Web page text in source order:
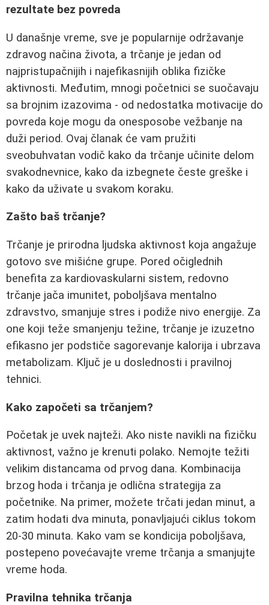
rezultate bez povreda
U današnje vreme, sve je popularnije održavanje
zdravog načina života, a trčanje je jedan od
najpristupačnijih i najefikasnijih oblika fizičke
aktivnosti. Međutim, mnogi početnici se suočavaju
sa brojnim izazovima - od nedostatka motivacije do
povreda koje mogu da onesposobe vežbanje na
duži period. Ovaj članak će vam pružiti
sveobuhvatan vodič kako da trčanje učinite delom
svakodnevnice, kako da izbegnete česte greške i
kako da uživate u svakom koraku.
Zašto baš trčanje?
Trčanje je prirodna ljudska aktivnost koja angažuje
gotovo sve mišićne grupe. Pored očiglednih
benefita za kardiovaskularni sistem, redovno
trčanje jača imunitet, poboljšava mentalno
zdravstvo, smanjuje stres i podiže nivo energije. Za
one koji teže smanjenju težine, trčanje je izuzetno
efikasno jer podstiče sagorevanje kalorija i ubrzava
metabolizam. Ključ je u doslednosti i pravilnoj
tehnici.
Kako započeti sa trčanjem?
Početak je uvek najteži. Ako niste navikli na fizičku
aktivnost, važno je krenuti polako. Nemojte težiti
velikim distancama od prvog dana. Kombinacija
brzog hoda i trčanja je odlična strategija za
početnike. Na primer, možete trčati jedan minut, a
zatim hodati dva minuta, ponavljajući ciklus tokom
20-30 minuta. Kako vam se kondicija poboljšava,
postepeno povećavajte vreme trčanja a smanjujte
vreme hoda.
Pravilna tehnika trčanja